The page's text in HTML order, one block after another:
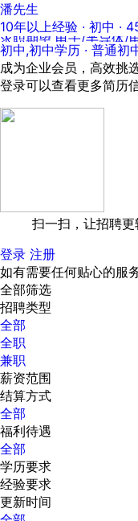
潘先生
10年以上经验 · 初中 ·
求职期望 电子/半导体/
初中,初中学历 · 普通初
成为企业会员，高效挑
登录可以查看更多简历
扫一扫，让招聘更
登录 注册
如有需要任何贴心的服
全部筛选
招聘类型
全部
全职
兼职
薪资范围
结算方式
全部
福利待遇
全部
学历要求
经验要求
更新时间